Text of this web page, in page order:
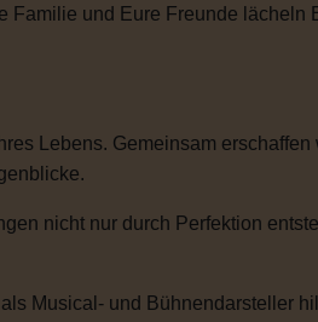
Familie und Eure Freunde
Lebens. Gemeinsam
nicht nur durch Perfektion
Musical- und Bühnendarsteller